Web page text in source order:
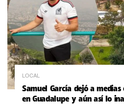
LOCAL
Samuel García dejó a
en Guadalupe y aún así lo